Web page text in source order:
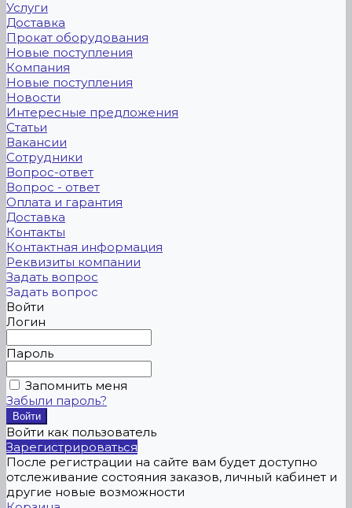
Услуги
Доставка
Прокат оборудования
Новые поступления
Компания
Новые поступления
Новости
Интересные предложения
Статьи
Вакансии
Сотрудники
Вопрос-ответ
Вопрос - ответ
Оплата и гарантия
Доставка
Контакты
Контактная информация
Реквизиты компании
Задать вопрос
Задать вопрос
Войти
Логин
Пароль
Запомнить меня
Забыли пароль?
Войти как пользователь
Зарегистрироваться
После регистрации на сайте вам будет доступно
отслеживание состояния заказов, личный кабинет и
другие новые возможности